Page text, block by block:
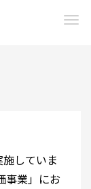
していま
事業」にお